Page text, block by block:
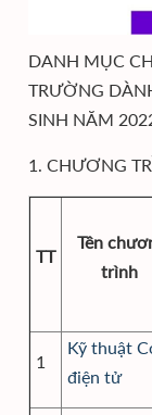
DANH MỤC
TRƯỜNG
SINH NĂM
1. CHƯƠNG
TT
Tên
trình
1
Kỹ thuật
điện tử